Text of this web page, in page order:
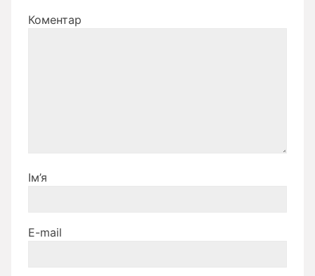
Коментар
Ім’я
E-mail